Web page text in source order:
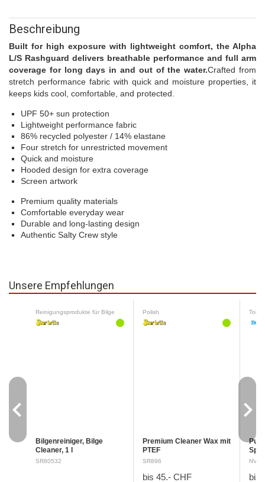
Beschreibung
Built for high exposure with lightweight comfort, the Alpha
L/S Rashguard delivers breathable performance and full arm
coverage for long days in and out of the water.Crafted from
stretch performance fabric with quick and moisture properties, it
keeps kids cool, comfortable, and protected.
UPF 50+ sun protection
Lightweight performance fabric
86% recycled polyester / 14% elastane
Four stretch for unrestricted movement
Quick and moisture
Hooded design for extra coverage
Screen artwork
Premium quality materials
Comfortable everyday wear
Durable and long-lasting design
Authentic Salty Crew style
Unsere Empfehlungen
Reinigungsprodukte für Bilge
Bilgenreiniger, Bilge
Cleaner, 1 l
Sicherheitsdatenblatt
SR80532
Polish
Premium Cleaner Wax mit
PTEF
Sicherheitsdatenblatt
Schädlich für
SR896
bis 45.- CHF bis
navigate_before navigate_next